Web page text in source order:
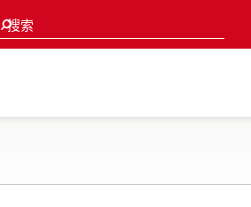
搜索
Search suggestions